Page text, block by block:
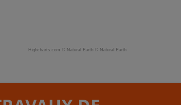
Highcharts.com © Natural Earth © Natural Earth